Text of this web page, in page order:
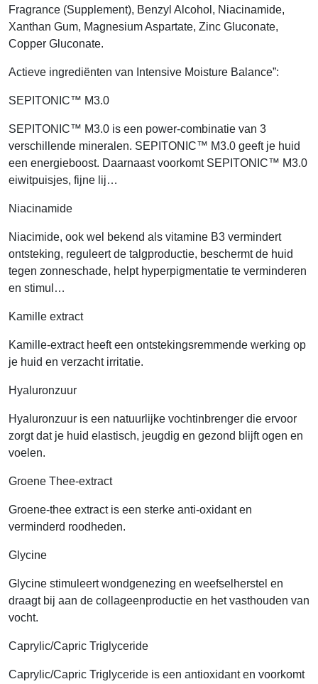
Fragrance (Supplement), Benzyl Alcohol, Niacinamide,
Xanthan Gum, Magnesium Aspartate, Zinc Gluconate,
Copper Gluconate.
Actieve ingrediënten van Intensive Moisture Balance”:
SEPITONIC™ M3.0
SEPITONIC™ M3.0 is een power-combinatie van 3
verschillende mineralen. SEPITONIC™ M3.0 geeft je huid
een energieboost. Daarnaast voorkomt SEPITONIC™ M3.0
eiwitpuisjes, fijne lij…
Niacinamide
Niacimide, ook wel bekend als vitamine B3 vermindert
ontsteking, reguleert de talgproductie, beschermt de huid
tegen zonneschade, helpt hyperpigmentatie te verminderen
en stimul…
Kamille extract
Kamille-extract heeft een ontstekingsremmende werking op
je huid en verzacht irritatie.
Hyaluronzuur
Hyaluronzuur is een natuurlijke vochtinbrenger die ervoor
zorgt dat je huid elastisch, jeugdig en gezond blijft ogen en
voelen.
Groene Thee-extract
Groene-thee extract is een sterke anti-oxidant en
verminderd roodheden.
Glycine
Glycine stimuleert wondgenezing en weefselherstel en
draagt bij aan de collageenproductie en het vasthouden van
vocht.
Caprylic/Capric Triglyceride
Caprylic/Capric Triglyceride is een antioxidant en voorkomt